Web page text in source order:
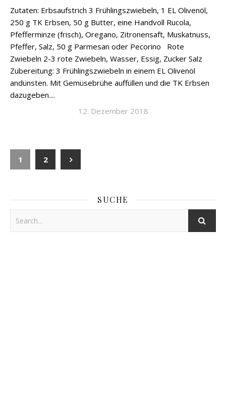
Zutaten: Erbsaufstrich 3 Frühlingszwiebeln, 1 EL Olivenöl,
250 g TK Erbsen, 50 g Butter, eine Handvoll Rucola,
Pfefferminze (frisch), Oregano, Zitronensaft, Muskatnuss,
Pfeffer, Salz, 50 g Parmesan oder Pecorino Rote
Zwiebeln 2-3 rote Zwiebeln, Wasser, Essig, Zucker Salz
Zubereitung: 3 Frühlingszwiebeln in einem EL Olivenöl
andünsten. Mit Gemüsebrühe auffüllen und die TK Erbsen
dazugeben....
12. Dezember 2018
1 2
SUCHE